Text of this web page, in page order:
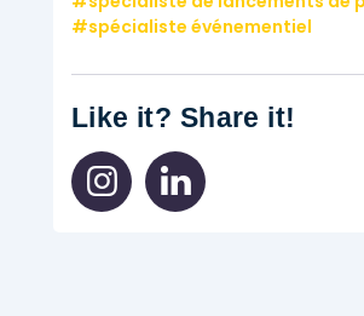
spécialiste événementiel
Like it? Share it!